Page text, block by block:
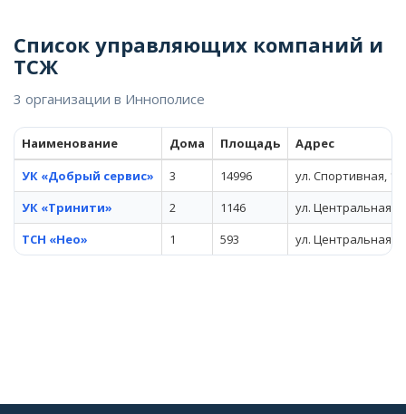
Список управляющих компаний и
ТСЖ
3 организации в Иннополисе
Наименование Дома Площадь
Адрес
УК «Добрый сервис»
3 14996
ул. Спортивная,
УК «Тринити»
2 1146
ул. Центральная,
ТСН «Нео»
1 593 ул. Центральная,